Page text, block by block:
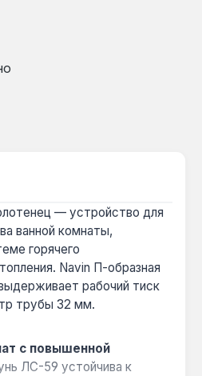
— устройство для
ванной комнаты,
горячего
Navin П-образная
рабочий тиск
трубы 32 мм.
с повышенной
ЛС-59 устойчива к